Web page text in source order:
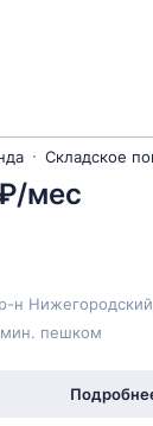
Складское
мес
р-н Нижегородский
мин. пешком